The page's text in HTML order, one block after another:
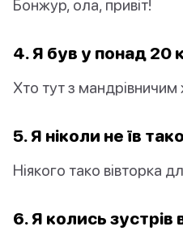
Бонжур, ола, привіт!
4. Я був у понад 20
Хто тут з
5. Я ніколи не їв
Ніякого тако вівторка
6. Я колись зустрів